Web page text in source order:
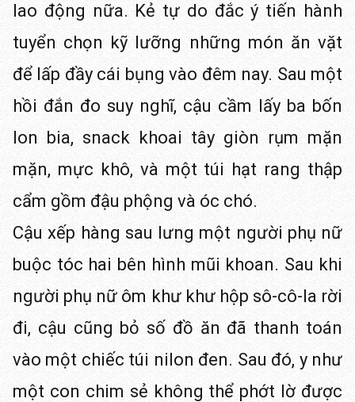
lao động nữa. Kẻ tự do đắc ý tiến hành
tuyển chọn kỹ lưỡng những món ăn vặt
để lấp đầy cái bụng vào đêm nay. Sau một
hồi đắn đo suy nghĩ, cậu cầm lấy ba bốn
lon bia, snack khoai tây giòn rụm mặn
mặn, mực khô, và một túi hạt rang thập
cẩm gồm đậu phộng và óc chó.
Cậu xếp hàng sau lưng một người phụ nữ
buộc tóc hai bên hình mũi khoan. Sau khi
người phụ nữ ôm khư khư hộp sô-cô-la rời
đi, cậu cũng bỏ số đồ ăn đã thanh toán
vào một chiếc túi nilon đen. Sau đó, y như
một con chim sẻ không thể phớt lờ được